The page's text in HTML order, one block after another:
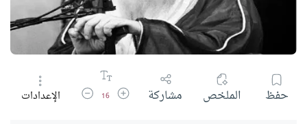
حفظ الملخص مشاركة زيادة حجم الخط
16 تقليل حجم الخط
الإعدادات